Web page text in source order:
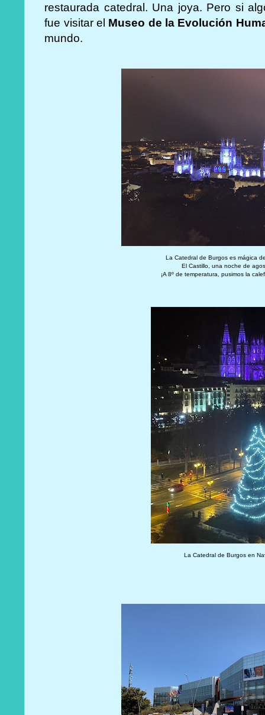
restaurada catedral. Una joya. Pero si
fue visitar el Museo de la Evolución
mundo.
La Catedral de Burgos es mágica
El Castillo, una noche de
¡A 8º de temperatura, pusimos la
La Catedral de Burgos en